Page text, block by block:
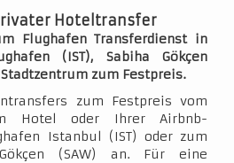
Hoteltransfer
Flughafen Transferdienst in
(IST), Sabiha Gökçen
zum Festpreis.
zum Festpreis vom
Hotel oder Ihrer Airbnb-
Istanbul (IST) oder zum
(SAW) an. Für eine